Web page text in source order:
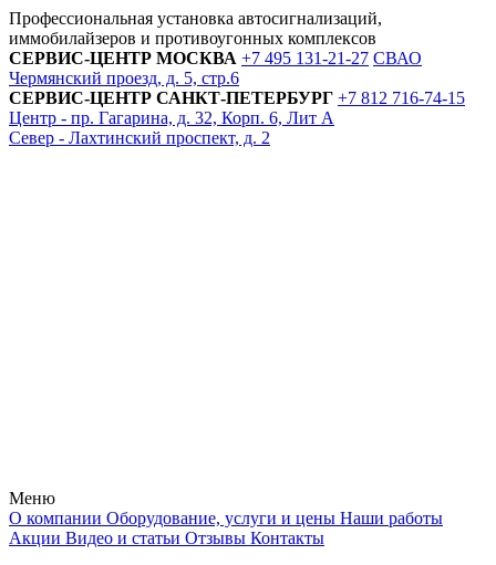
Профессиональная установка автосигнализаций,
иммобилайзеров и противоугонных комплексов
СЕРВИС-ЦЕНТР МОСКВА +7 495 131-21-27 СВАО
Чермянский проезд, д. 5, стр.6
СЕРВИС-ЦЕНТР САНКТ-ПЕТЕРБУРГ +7 812 716-74-15
Центр - пр. Гагарина, д. 32, Корп. 6, Лит А
Север - Лахтинский проспект, д. 2
Меню
О компании Оборудование, услуги и цены Наши работы
Акции Видео и статьи Отзывы Контакты